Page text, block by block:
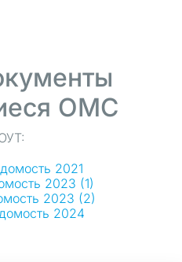
ОМС
2021
2023 (1)
2023 (2)
2024